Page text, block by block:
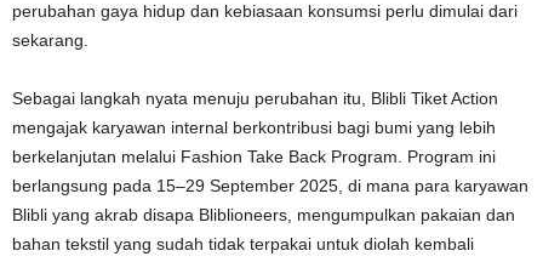
perubahan gaya hidup dan kebiasaan konsumsi perlu dimulai dari
sekarang.
Sebagai langkah nyata menuju perubahan itu, Blibli Tiket Action
mengajak karyawan internal berkontribusi bagi bumi yang lebih
berkelanjutan melalui Fashion Take Back Program. Program ini
berlangsung pada 15–29 September 2025, di mana para karyawan
Blibli yang akrab disapa Bliblioneers, mengumpulkan pakaian dan
bahan tekstil yang sudah tidak terpakai untuk diolah kembali